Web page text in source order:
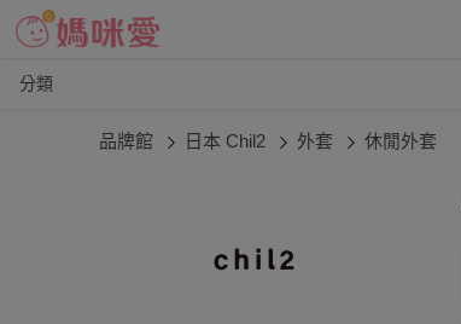
分類
品牌館 日本 Chil2 外套 休閒外套